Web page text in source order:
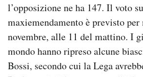
l’opposizione ne ha 147. Il voto
maxiemendamento è previsto
novembre, alle 11 del mattino. I
mondo hanno ripreso alcune
Bossi, secondo cui la Lega